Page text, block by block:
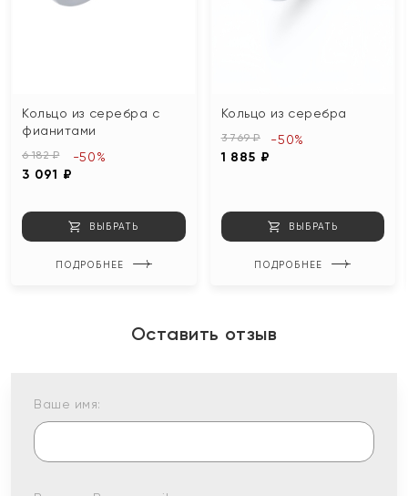
Кольцо из серебра с
фианитами
6 182 ₽
3 091 ₽
-50%
ВЫБРАТЬ
ПОДРОБНЕЕ
Кольцо из серебра
3 769 ₽
1 885 ₽
-50%
ВЫБРАТЬ
ПОДРОБНЕЕ
Оставить отзыв
Ваше имя: